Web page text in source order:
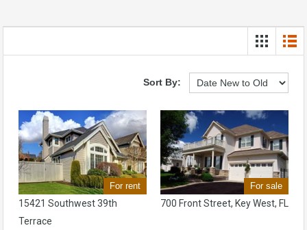
Sort By:
For rent
15421 Southwest 39th
Terrace
For sale
700 Front Street, Key West, FL